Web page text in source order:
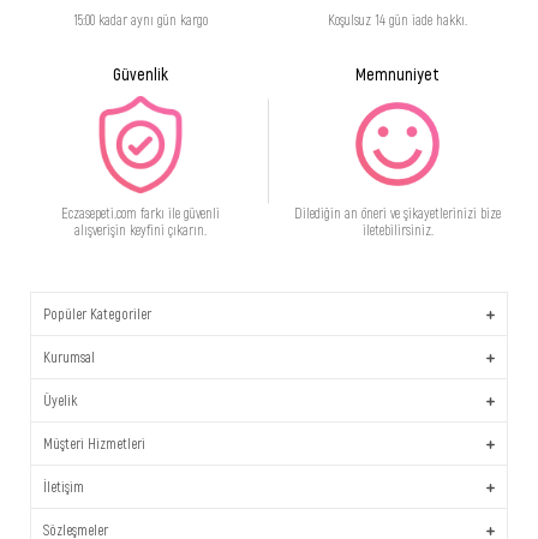
15:00 kadar aynı gün kargo Koşulsuz 14 gün iade hakkı.
Güvenlik
Eczasepeti.com farkı ile güvenli
alışverişin keyfini çıkarın.
Memnuniyet
Dilediğin an öneri ve şikayetlerinizi bize
iletebilirsiniz.
Popüler Kategoriler
Kurumsal
Üyelik
Müşteri Hizmetleri
İletişim
Sözleşmeler